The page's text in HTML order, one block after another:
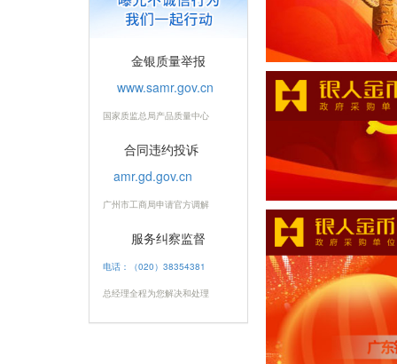
金银质量举报
www.samr.gov.cn
国家质监总局产品质量中心
合同违约投诉
amr.gd.gov.cn
广州市工商局申请官方调解
服务纠察监督
电话：（020）38354381
总经理全程为您解决和处理